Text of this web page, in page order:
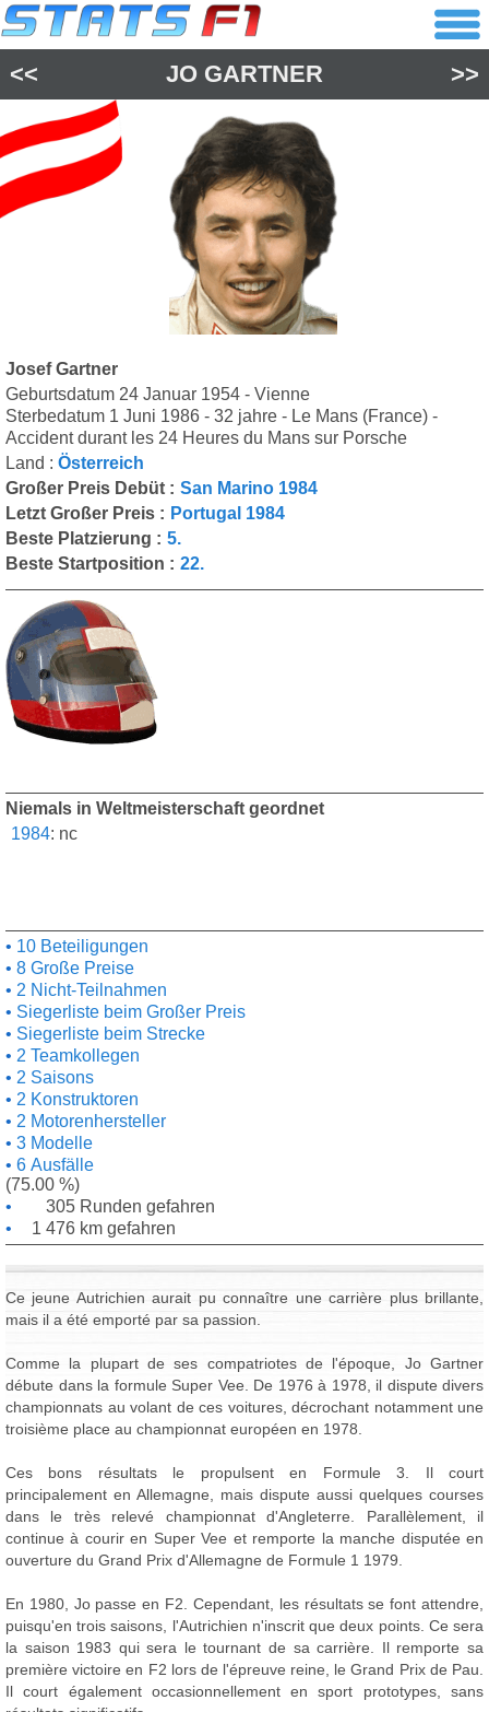
<< JO GARTNER >>
Josef Gartner
Geburtsdatum 24 Januar 1954 - Vienne
Sterbedatum 1 Juni 1986 - 32 jahre - Le Mans (France) -
Accident durant les 24 Heures du Mans sur Porsche
Land : Österreich
Großer Preis Debüt : San Marino 1984
Letzt Großer Preis : Portugal 1984
Beste Platzierung : 5.
Beste Startposition : 22.
Niemals in Weltmeisterschaft geordnet
1984: nc
10 Beteiligungen
8 Große Preise
2 Nicht-Teilnahmen
Siegerliste beim Großer Preis
Siegerliste beim Strecke
2 Teamkollegen
2 Saisons
2 Konstruktoren
2 Motorenhersteller
3 Modelle
6 Ausfälle
(75.00 %)
305 Runden gefahren
1 476 km gefahren
Ce jeune Autrichien aurait pu connaître une carrière plus brillante,
mais il a été emporté par sa passion.
Comme la plupart de ses compatriotes de l'époque, Jo Gartner
débute dans la formule Super Vee. De 1976 à 1978, il dispute divers
championnats au volant de ces voitures, décrochant notamment une
troisième place au championnat européen en 1978.
Ces bons résultats le propulsent en Formule 3. Il court
principalement en Allemagne, mais dispute aussi quelques courses
dans le très relevé championnat d'Angleterre. Parallèlement, il
continue à courir en Super Vee et remporte la manche disputée en
ouverture du Grand Prix d'Allemagne de Formule 1 1979.
En 1980, Jo passe en F2. Cependant, les résultats se font attendre,
puisqu'en trois saisons, l'Autrichien n'inscrit que deux points. Ce sera
la saison 1983 qui sera le tournant de sa carrière. Il remporte sa
première victoire en F2 lors de l'épreuve reine, le Grand Prix de Pau.
Il court également occasionnellement en sport prototypes, sans